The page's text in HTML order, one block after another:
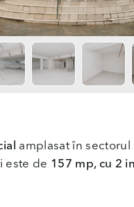
amplasat în
este de 157 mp, cu 2